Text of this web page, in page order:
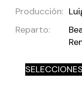
Producción:
Reparto: